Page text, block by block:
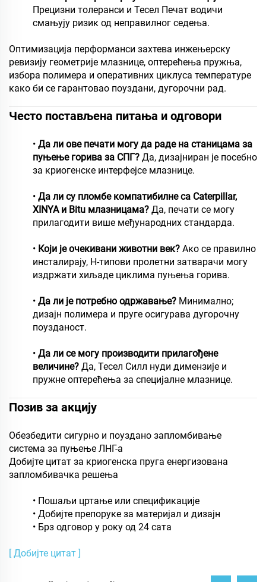
Прецизни толеранси и Тесел Печат водичи
смањују ризик од неправилног седења.
Оптимизација перформанси захтева инжењерску
ревизију геометрије млазнице, оптерећења пружња,
избора полимера и оперативних циклуса температуре
како би се гарантовао поуздани, дугорочни рад.
Често постављена питања и одговори
• Да ли ове печати могу да раде на станицама за
пуњење горива за СПГ? Да, дизајниран је посебно
за криогенске интерфејсе млазнице.
• Да ли су пломбе компатибилне са Caterpillar,
XINYA и Bitu млазницама? Да, печати се могу
прилагодити више међународних стандарда.
• Који је очекивани животни век? Ако се правилно
инсталирају, H-типови пролетни затварачи могу
издржати хиљаде циклима пуњења горива.
• Да ли је потребно одржавање? Минимално;
дизајн полимера и пруге осигурава дугорочну
поузданост.
• Да ли се могу производити прилагођене
величине? Да, Тесел Силл нуди димензије и
пружне оптерећења за специјалне млазнице.
Позив за акцију
Обезбедити сигурно и поуздано запломбивање
система за пуњење ЛНГ-а
Добијте цитат за криогенска пруга енергизована
запломбивачка решења
• Пошаљи цртање или спецификације
• Добијте препоруке за материјал и дизајн
• Брз одговор у року од 24 сата
[ Добијте цитат ]